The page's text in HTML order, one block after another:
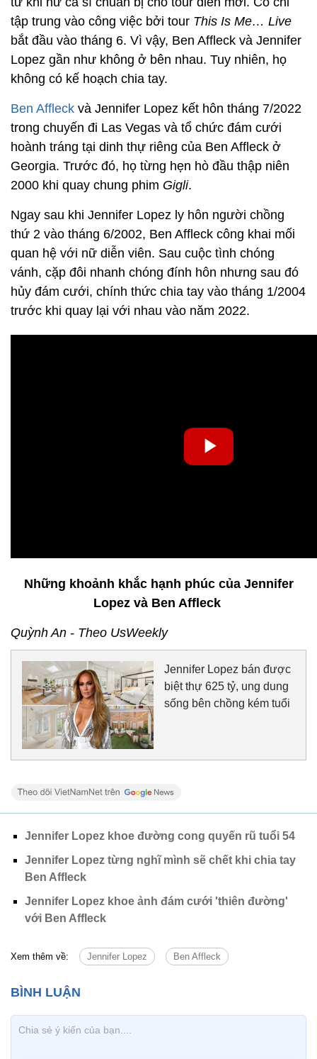
tập trung vào công việc bởi tour This Is Me… Live
bắt đầu vào tháng 6. Vì vậy, Ben Affleck và Jennifer
Lopez gần như không ở bên nhau. Tuy nhiên, họ
không có kế hoạch chia tay.
Ben Affleck và Jennifer Lopez kết hôn tháng 7/2022
trong chuyến đi Las Vegas và tổ chức đám cưới
hoành tráng tại dinh thự riêng của Ben Affleck ở
Georgia. Trước đó, họ từng hẹn hò đầu thập niên
2000 khi quay chung phim Gigli.
Ngay sau khi Jennifer Lopez ly hôn người chồng
thứ 2 vào tháng 6/2002, Ben Affleck công khai mối
quan hệ với nữ diễn viên. Sau cuộc tình chóng
vánh, cặp đôi nhanh chóng đính hôn nhưng sau đó
hủy đám cưới, chính thức chia tay vào tháng 1/2004
trước khi quay lại với nhau vào năm 2022.
Những khoảnh khắc hạnh phúc của Jennifer
Lopez và Ben Affleck
Quỳnh An - Theo UsWeekly
Jennifer Lopez bán được
biệt thự 625 tỷ, ung dung
sống bên chồng kém tuổi
Jennifer Lopez khoe đường cong quyến rũ tuổi 54
Jennifer Lopez từng nghĩ mình sẽ chết khi chia tay
Ben Affleck
Jennifer Lopez khoe ảnh đám cưới 'thiên đường'
với Ben Affleck
Xem thêm về: Jennifer Lopez Ben Affleck